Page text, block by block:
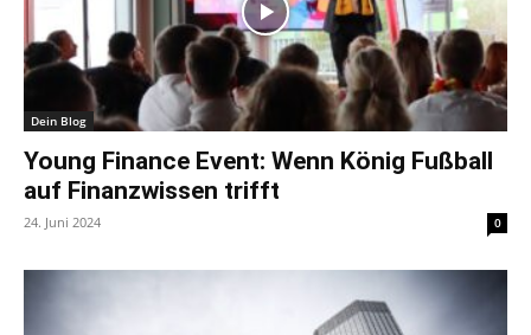
Dein Blog
Young Finance Event: Wenn König Fußball
auf Finanzwissen trifft
24. Juni 2024 0